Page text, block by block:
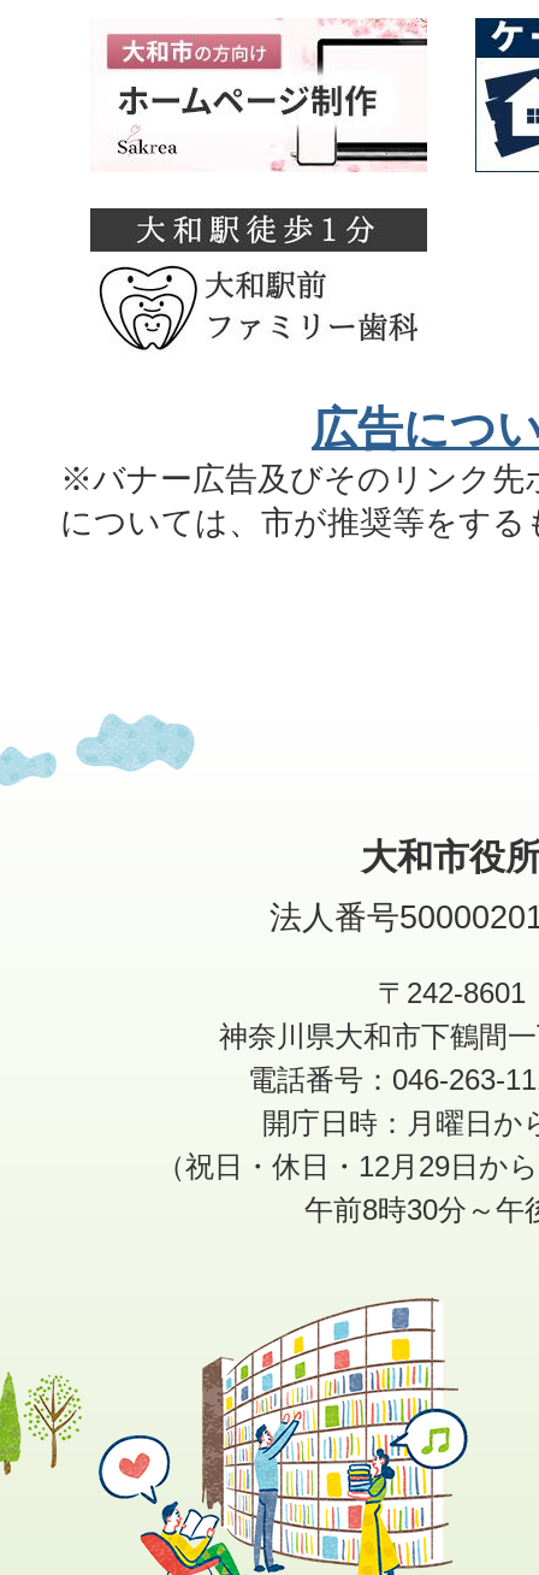
広告につ
※バナー広告及びそのリンク先
については、市が推奨等をす
大和市役
法人番号
〒242-8601
神奈川県大和市下鶴間
電話番号：046-263-
開庁日時：月曜日か
（祝日・休日・12月29日か
午前8時30分～午